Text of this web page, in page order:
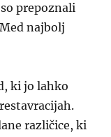
prepoznali
najbolj
ki jo lahko
različice, ki